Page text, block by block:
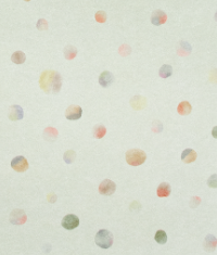
like you get
done faster.
About Envato
Privacy Policy